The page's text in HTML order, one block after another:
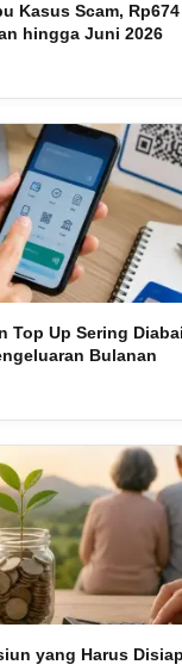
Kasus Scam,
hingga Juni 2026
Top Up Sering
Bulanan
yang Harus